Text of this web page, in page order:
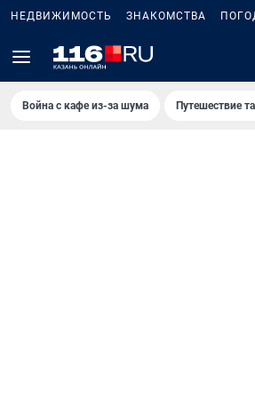
НЕДВИЖИМОСТЬ ЗНАКОМСТВА
Война с кафе из-за шума Путешествие